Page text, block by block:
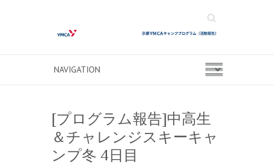
Search
[プログラム報告]中高生
＆チャレンジスキーキャ
ンプ冬 4日目